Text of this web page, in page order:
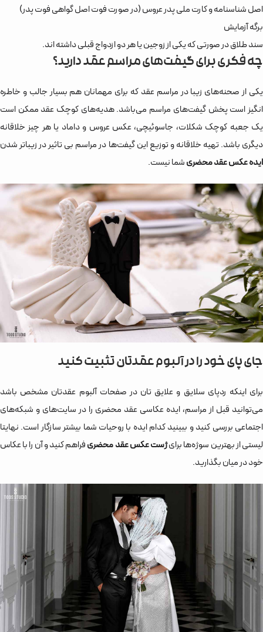
اصل شناسنامه و کارت ملی پدر عروس (در صورت فوت اصل گواهی فوت پدر)
برگه آزمایش
سند طلاق در صورتی که یکی از زوجین یا هر دو ازدواج قبلی داشته اند.
چه فکری برای گیفت‌های مراسم عقد دارید؟
یکی از صحنه‌های زیبا در مراسم عقد که برای مهمانان هم بسیار جالب و خاطره
انگیز است پخش گیفت‌های مراسم می‌باشد. هدیه‌های کوچک عقد ممکن است
یک جعبه کوچک شکلات، جاسوئیچی، عکس عروس و داماد یا هر چیز خلاقانه
دیگری باشد. تهیه خلاقانه و توزیع این گیفت‌‌ها در مراسم بی تاثیر در زیباتر شدن
ایده عکس عقد محضریشما نیست.
جای پای خود را در آلبوم عقدتان تثبیت کنید
برای اینکه ردپای سلایق و علایق تان در صفحات آلبوم عقدتان مشخص باشد
می‌توانید قبل از مراسم، ایده عکاسی عقد محضری را در سایت‌های و شبکه‌های
اجتماعی بررسی کنید و ببینید کدام ایده با روحیات شما بیشتر سازگار است. نهایتا
لیستی از بهترین سوژه‌‌ها برایژست عکس عقد محضریفراهم کنید و آن را با عکاس
خود در میان بگذارید.